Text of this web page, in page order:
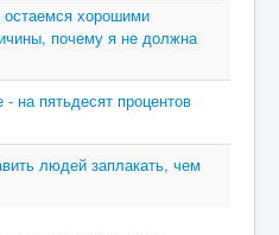
хорошими
почему я не должна
на пятьдесят процентов
людей заплакать, чем